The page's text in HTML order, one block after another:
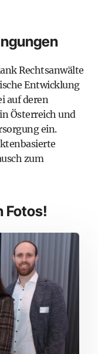
Rechtsanwälte
Entwicklung
auf deren
Österreich und
ein.
zum
Fotos!